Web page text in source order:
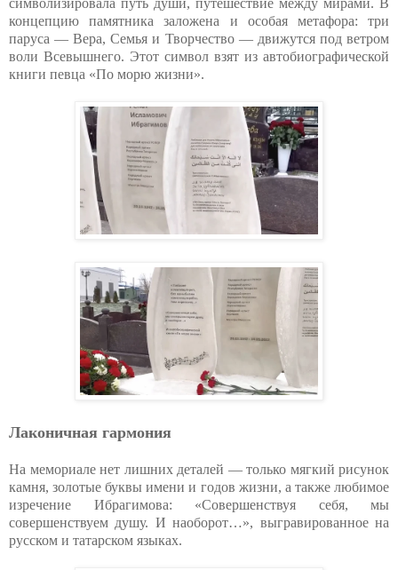
концепцию памятника заложена и особая метафора: три
паруса — Вера, Семья и Творчество — движутся под ветром
воли Всевышнего. Этот символ взят из автобиографической
книги певца «По морю жизни».
Лаконичная гармония
На мемориале нет лишних деталей — только мягкий рисунок
камня, золотые буквы имени и годов жизни, а также любимое
изречение Ибрагимова: «Совершенствуя себя, мы
совершенствуем душу. И наоборот…», выгравированное на
русском и татарском языках.